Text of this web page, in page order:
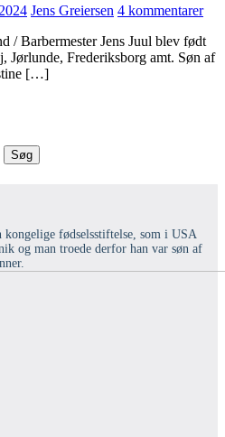
Jens Greiersen 4 kommentarer
/ Barbermester Jens Juul blev født
Jørlunde, Frederiksborg amt. Søn af
[…]
Søg
fødselsstiftelse, som i USA
og man troede derfor han var søn af